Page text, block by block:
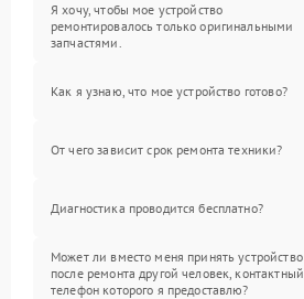
Я хочу, чтобы мое устройство
ремонтировалось только оригинальными
запчастями.
Как я узнаю, что мое устройство готово?
От чего зависит срок ремонта техники?
Диагностика проводится бесплатно?
Может ли вместо меня принять устройство
после ремонта другой человек, контактный
телефон которого я предоставлю?